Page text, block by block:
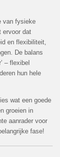
van fysieke
ervoor dat
en flexibiliteit,
De balans
– flexibel
hun hele
wat een goede
groeien in
aanrader voor
fase!